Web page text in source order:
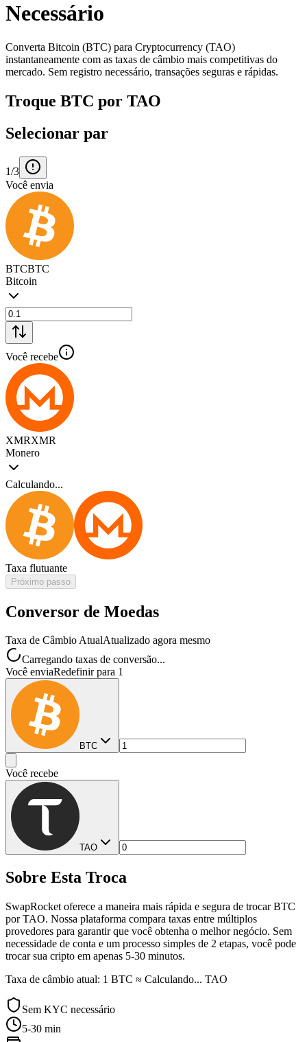
Necessário
Converta Bitcoin (BTC) para Cryptocurrency (TAO)
instantaneamente com as taxas de câmbio mais competitivas do
mercado. Sem registro necessário, transações seguras e rápidas.
Troque BTC por TAO
Selecionar par
1/3
Você envia
BTCBTC
Bitcoin
Você recebe
XMRXMR
Monero
Calculando...
Taxa flutuante
Próximo passo
Conversor de Moedas
Taxa de Câmbio AtualAtualizado agora mesmo
Carregando taxas de conversão...
Você enviaRedefinir para 1
BTC
Você recebe
TAO
Sobre Esta Troca
SwapRocket oferece a maneira mais rápida e segura de trocar BTC
por TAO. Nossa plataforma compara taxas entre múltiplos
provedores para garantir que você obtenha o melhor negócio. Sem
necessidade de conta e um processo simples de 2 etapas, você pode
trocar sua cripto em apenas 5-30 minutos.
Taxa de câmbio atual: 1 BTC ≈ Calculando... TAO
Sem KYC necessário
5-30 min